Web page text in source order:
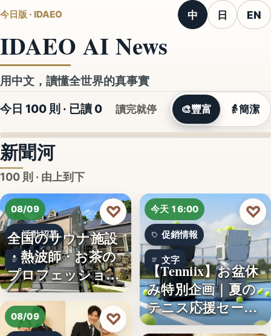
今日版 · IDAEO 中 日 EN
IDAEO AI News
用中文，讀懂全世界的真事實
今日 100 則 · 已讀 0 讀完就停 🎨豐富 👵簡潔
新聞河
100 則 · 由上到下
08/09
活動招募
文字
全国のサウナ施設
・熱波師・お茶の
プロフェッショナ
ル募集！…
♡
08/09 ♡
今天 16:00
促銷情報
文字
【Tenniix】お盆休
み特別企画｜夏の
テニス応援セー
ル…
♡